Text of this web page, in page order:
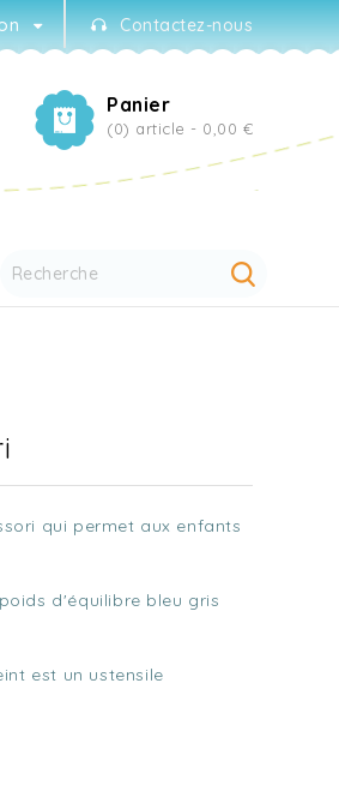
Contactez-nous
Panier
(0) article - 0,00 €
qui permet aux enfants
d'équilibre bleu gris
est un ustensile